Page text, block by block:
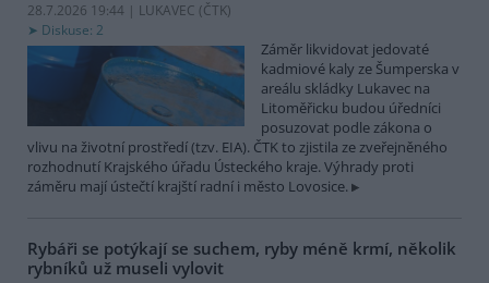
28.7.2026 19:44 | LUKAVEC (ČTK)
Diskuse: 2
Záměr likvidovat jedovaté
kadmiové kaly ze Šumperska v
areálu skládky Lukavec na
Litoměřicku budou úředníci
posuzovat podle zákona o
vlivu na životní prostředí (tzv. EIA). ČTK to zjistila ze zveřejněného
rozhodnutí Krajského úřadu Ústeckého kraje. Výhrady proti
záměru mají ústečtí krajští radní i město Lovosice.
Rybáři se potýkají se suchem, ryby méně krmí, několik
rybníků už museli vylovit